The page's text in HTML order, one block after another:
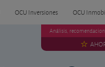
OCU Inversiones OCU
Análisis,